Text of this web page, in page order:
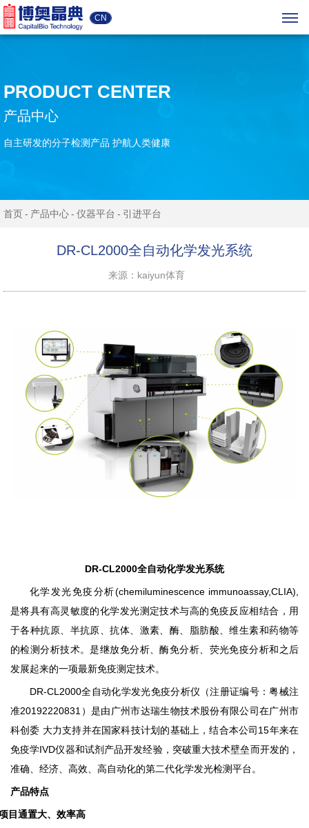
CN
PRODUCT CENTER
产品中心
自主研发的分子检测产品 护航人类健康
首页 产品中心 仪器平台 引进平台
DR-CL2000全自动化学发光系统
来源：kaiyun体育
DR-CL2000全自动化学发光系统
化学发光免疫分析(chemiluminescence immunoassay,CLIA),
是将具有高灵敏度的化学发光测定技术与高的免疫反应相结合，用
于各种抗原、半抗原、抗体、激素、酶、脂肪酸、维生素和药物等
的检测分析技术。是继放免分析、酶免分析、荧光免疫分析和之后
发展起来的一项最新免疫测定技术。
DR-CL2000全自动化学发光免疫分析仪 （注册证编号：粤械注
准20192220831 ）是由广州市达瑞生物技术股份有限公司在广州市
科创委 大力支持并在国家科技计划的基础上，结合本公司 15年来在
免疫学IVD仪器和试剂产品开发经验，突破重大技术壁垒而开发的 ，
准确、经济、高效、高自动化的第二代化学发光检测平台。
产品特点
目通置大、效率高